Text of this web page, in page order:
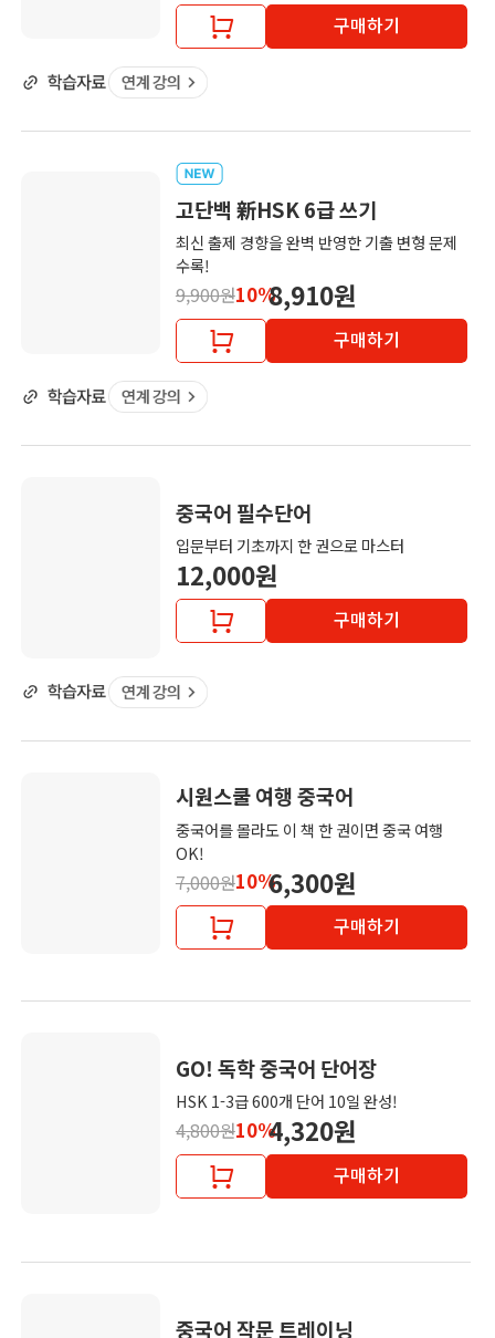
구매하기
고단백 新HSK 6급 쓰기
최신 출제 경향을 완벽 반영한 기출 변형 문제
수록!
9,900원10%8,910원
구매하기
중국어 필수단어
입문부터 기초까지 한 권으로 마스터
12,000원
구매하기
시원스쿨 여행 중국어
중국어를 몰라도 이 책 한 권이면 중국 여행
OK!
7,000원10%6,300원
구매하기
GO! 독학 중국어 단어장
HSK 1-3급 600개 단어 10일 완성!
4,800원10%4,320원
구매하기
중국어 작문 트레이닝